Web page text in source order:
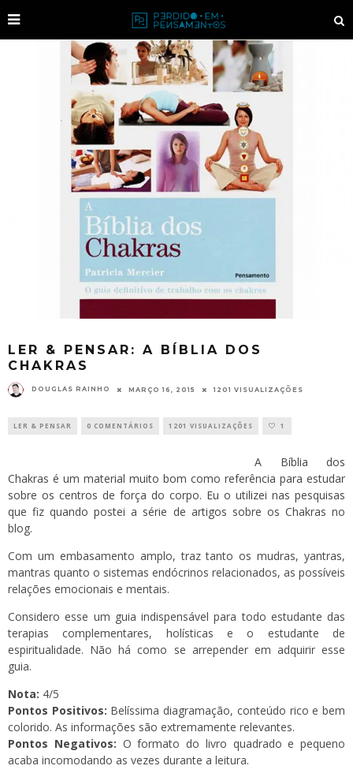
LER & PENSAR: A BÍBLIA DOS
CHAKRAS
DOUGLAS RAINHO MARÇO 16, 2015 1201 VISUALIZAÇÕES
LER & PENSAR 0 COMENTÁRIOS 1201 VISUALIZAÇÕES 1
A Bíblia dos
Chakras é um material muito bom como referência para estudar
sobre os centros de força do corpo. Eu o utilizei nas pesquisas
que fiz quando postei a série de artigos sobre os Chakrasno
blog.
Com um embasamento amplo, traz tanto os mudras, yantras,
mantras quanto o sistemas endócrinos relacionados, as possíveis
relações emocionais e mentais.
Considero esse um guia indispensável para todo estudante das
terapias complementares, holísticas e o estudante de
espiritualidade. Não há como se arrepender em adquirir esse
guia.
Nota: 4/5
Pontos Positivos: Belíssima diagramação, conteúdo rico e bem
colorido. As informações são extremamente relevantes.
Pontos Negativos: O formato do livro quadrado e pequeno
acaba incomodando as vezes durante a leitura.